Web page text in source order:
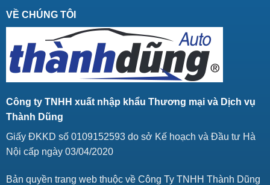
VỀ CHÚNG TÔI
Công ty TNHH xuất nhập khẩu Thương mại và Dịch vụ
Thành Dũng
Giấy ĐKKD số 0109152593 do sở Kế hoạch và Đầu tư Hà
Nội cấp ngày 03/04/2020
Bản quyền trang web thuộc về Công Ty TNHH Thành Dũng